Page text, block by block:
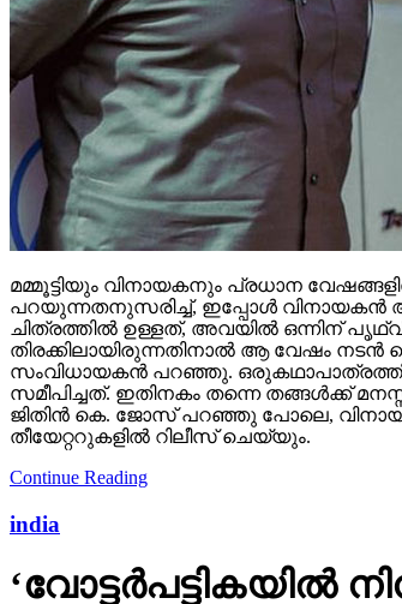
മമ്മൂട്ടിയും വിനായകനും പ്രധാന
പറയുന്നതനുസരിച്ച്, ഇപ്പോള്‍ വിനായകന്‍
ചിത്രത്തില്‍ ഉള്ളത്, അവയില്‍ ഒന്നിന്
തിരക്കിലായിരുന്നതിനാല്‍ ആ വേഷം നടന്‍
സംവിധായകന്‍ പറഞ്ഞു.
സമീപിച്ചത്. ഇതിനകം തന്നെ തങ്ങള്‍ക്ക്
ജിതിന്‍ കെ. ജോസ് പറഞ്ഞു പോലെ, വിനായകന്‍
തീയേറ്ററുകളില്‍ റിലീസ് ചെയ്യും.
Continue Reading
india